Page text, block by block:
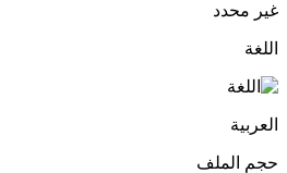
غير محدد
اللغة
العربية
حجم الملف